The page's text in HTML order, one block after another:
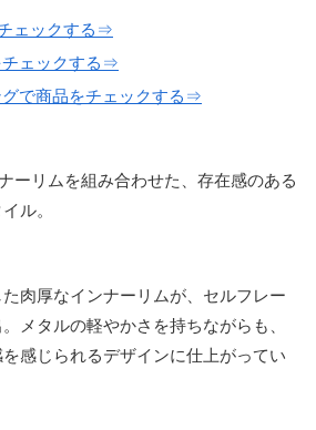
ェックする⇒
チェックする⇒
グで商品をチェックする⇒
ーリムを組み合わせた、存在感のある
ル。
肉厚なインナーリムが、セルフレー
メタルの軽やかさを持ちながらも、
感じられるデザインに仕上がってい